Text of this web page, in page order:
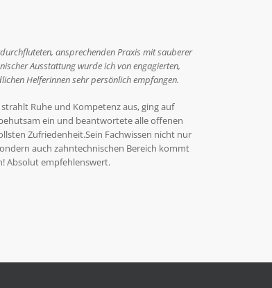
ansprechenden Praxis mit sauberer
Ausstattung wurde ich von engagierten,
Helferinnen sehr persönlich empfangen.
Ruhe und Kompetenz aus, ging auf
ein und beantwortete alle offenen
Zufriedenheit.Sein Fachwissen nicht nur
auch zahntechnischen Bereich kommt
Absolut empfehlenswert.